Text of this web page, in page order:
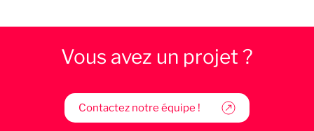
Vous avez un projet ?
Contactez notre équipe !